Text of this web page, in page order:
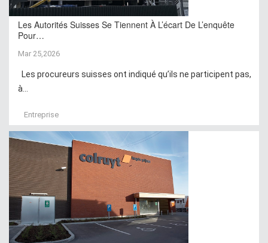
Les Autorités Suisses Se Tiennent À L’écart De L’enquête
Pour…
Mar 25,2026
Les procureurs suisses ont indiqué qu’ils ne participent pas,
à...
Entreprise